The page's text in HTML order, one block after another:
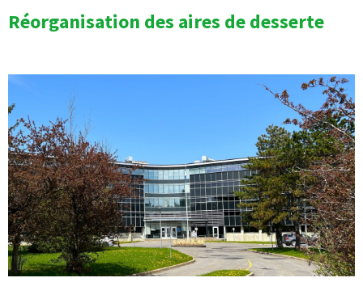
Réorganisation des aires de desserte